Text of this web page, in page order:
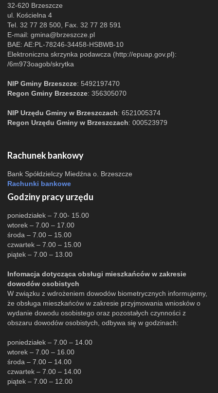
32-620 Brzeszcze
ul. Kościelna 4
Tel. 32 77 28 500, Fax. 32 77 28 591
E-mail: gmina@brzeszcze.pl
BAE: AE:PL-78246-34458-HSBWB-10
Elektroniczna skrzynka podawcza (http://epuap.gov.pl):
/6m973oagob/skrytka
NIP Gminy Brzeszcze: 5492197470
Regon Gminy Brzeszcze: 356305070
NIP Urzędu Gminy w Brzeszczach: 6521005374
Regon Urzędu Gminy w Brzeszczach: 000523979
Rachunek bankowy
Bank Spółdzielczy Miedźna o. Brzeszcze
Rachunki bankowe
Godziny pracy urzędu
poniedziałek – 7.00- 15.00
wtorek – 7.00 – 17.00
środa – 7.00 – 15.00
czwartek – 7.00 – 15.00
piątek – 7.00 – 13.00
Infomacja dotycząca obsługi mieszkańców w zakresie
dowodów osobistych
W związku z wdrożeniem dowodów biometrycznych informujemy,
że obsługa mieszkańców w zakresie przyjmowania wniosków o
wydanie dowodu osobistego oraz pozostałych czynności z
obszaru dowodów osobistych, odbywa się w godzinach:
poniedziałek – 7.00 – 14.00
wtorek – 7.00 – 16.00
środa – 7.00 – 14.00
czwartek – 7.00 – 14.00
piątek – 7.00 – 12.00